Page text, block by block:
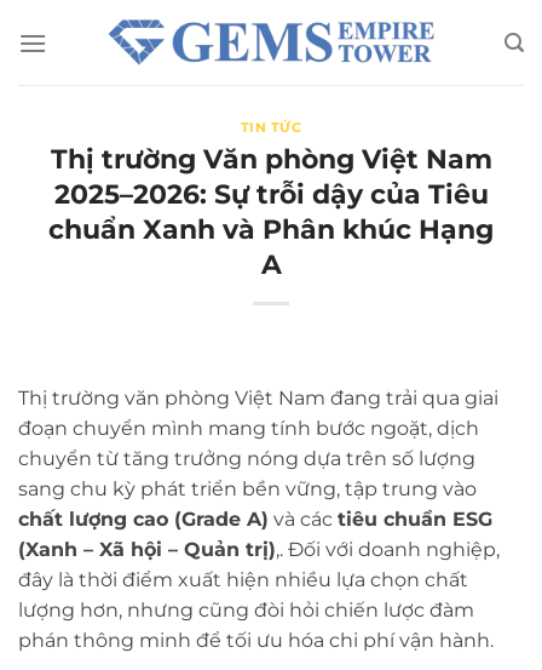
đến
TIN TỨC
Thị trường Văn phòng Việt Nam
2025–2026: Sự trỗi dậy của Tiêu
chuẩn Xanh và Phân khúc Hạng
A
Thị trường văn phòng Việt Nam đang trải qua giai
đoạn chuyển mình mang tính bước ngoặt, dịch
chuyển từ tăng trưởng nóng dựa trên số lượng
sang chu kỳ phát triển bền vững, tập trung vào
chất lượng cao (Grade A) và các tiêu chuẩn ESG
(Xanh – Xã hội – Quản trị),. Đối với doanh nghiệp,
đây là thời điểm xuất hiện nhiều lựa chọn chất
lượng hơn, nhưng cũng đòi hỏi chiến lược đàm
phán thông minh để tối ưu hóa chi phí vận hành.